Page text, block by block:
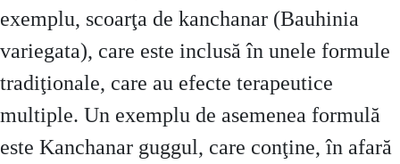
exemplu, scoarţa de kanchanar (Bauhinia
variegata), care este inclusă în unele formule
tradiţionale, care au efecte terapeutice
multiple. Un exemplu de asemenea formulă
este Kanchanar guggul, care conţine, în afară